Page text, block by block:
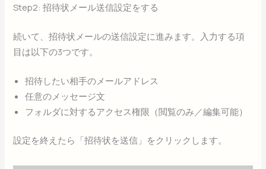
Step2: 招待状メール送信設定をする
続いて、招待状メールの送信設定に進みます。入力する項
目は以下の3つです。
招待したい相手のメールアドレス
任意のメッセージ文
フォルダに対するアクセス権限（閲覧のみ／編集可能）
設定を終えたら「招待状を送信」をクリックします。